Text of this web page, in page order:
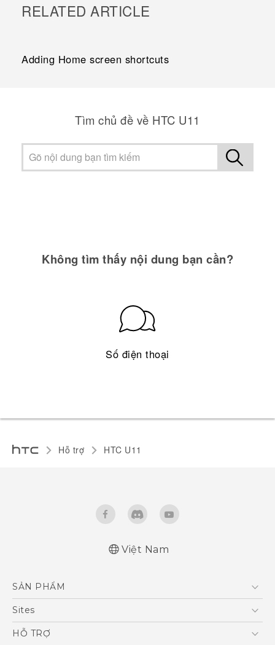
RELATED ARTICLE
Adding Home screen shortcuts
Tìm chủ đề về HTC U11
Không tìm thấy nội dung bạn cần?
Số điện thoại
Hỗ trợ HTC U11‎
Việt Nam
SẢN PHẨM
5G
Điện Thoại Thông Minh
Sites
HTC Dev
HỖ TRỢ